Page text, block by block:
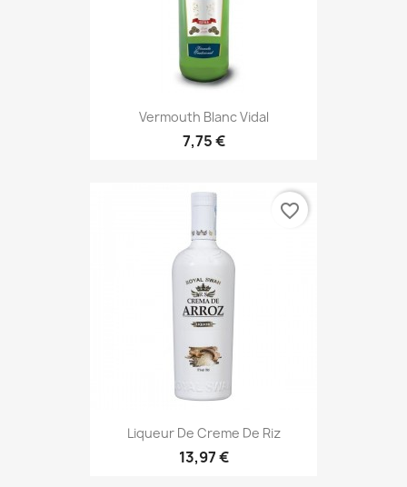
Vermouth Blanc Vidal
7,75 €
Liqueur De Creme De Riz
13,97 €
favorite_border